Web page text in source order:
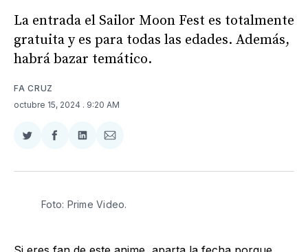
La entrada el Sailor Moon Fest es totalmente
gratuita y es para todas las edades. Además,
habrá bazar temático.
FA CRUZ
octubre 15, 2024 . 9:20 AM
Compartir
Twitter
Compartir
Facebook
Compartir
LinkedIn
Compartir
Email
Foto: Prime Video.